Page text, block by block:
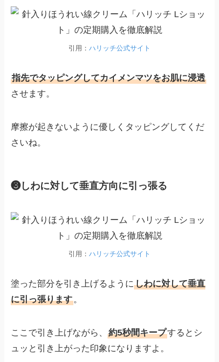
引用： ハリッチ公式サイト
指先でタッピングしてカイメンマツをお肌に浸透
させます。
摩擦が起きないように優しくタッピングしてくだ
さいね。
❸しわに対して垂直方向に引っ張る
引用： ハリッチ公式サイト
塗った部分を引き上げるようにしわに対して垂直
に引っ張ります。
ここで引き上げながら、約5秒間キープするとシ
ュッと引き上がった印象になりますよ。